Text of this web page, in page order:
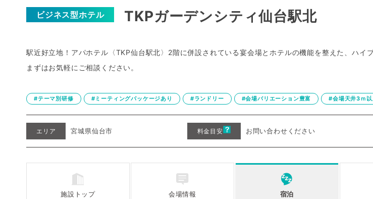
ビジネス型ホテル TKPガーデンシティ仙台駅北
駅近好立地！アパホテル〈TKP仙台駅北〉2階に併設されている宴会場とホテルの機能を整えた、ハイ
まずはお気軽にご相談ください。
#テーマ別研修 #ミーティングパッケージあり #ランドリー #会場バリエーション豊富 #会場天井3ｍ
エリア 宮城県仙台市 料金目安 お問い合わせください
施設 トップ 会場情報 宿泊